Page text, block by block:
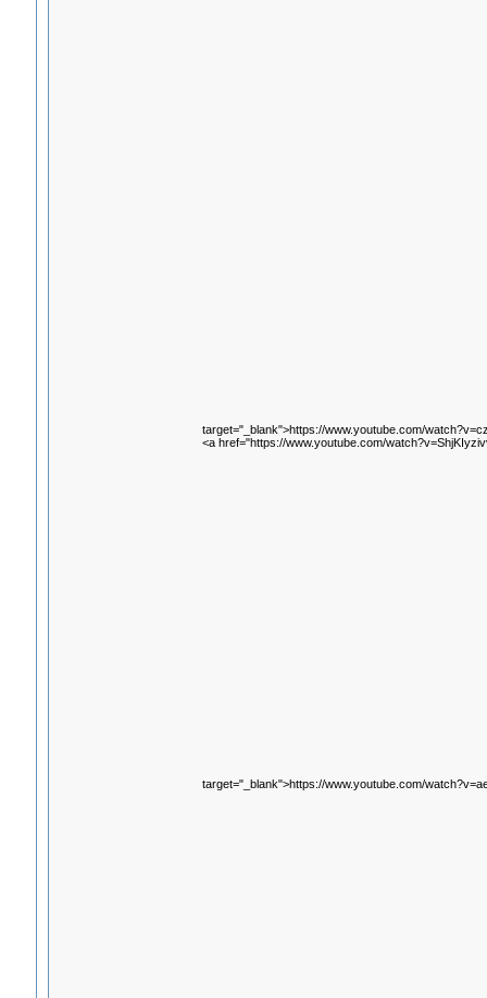
target="_blank">https://www.youtube.com/
<a href="https://www.youtube.com/
target="_blank">https://www.youtube.com/